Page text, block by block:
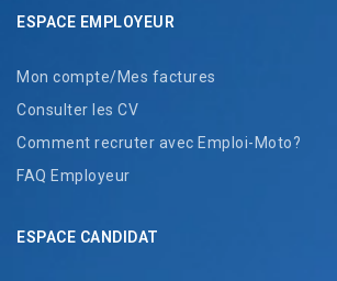
ESPACE EMPLOYEUR
Mon compte/Mes factures
Consulter les CV
Comment recruter avec Emploi-Moto?
FAQ Employeur
ESPACE CANDIDAT